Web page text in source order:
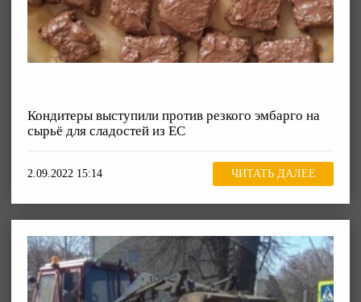
Кондитеры выступили против резкого эмбарго на
сырьё для сладостей из ЕС
2.09.2022 15:14 ЧИТАТЬ ДАЛЕЕ